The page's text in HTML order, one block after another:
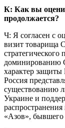
К: Как вы
продолжается?
Ч: Я согласен с
визит товарища
доминированию
характер
Россия
существованию
Украине и
«Азов», бывшего